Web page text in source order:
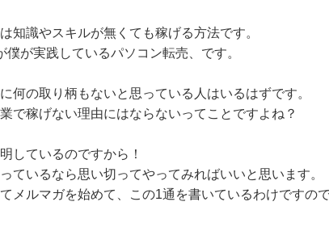
知識やスキルが無くても稼げる方法です。
僕が実践しているパソコン転売、です。
何の取り柄もないと思っている人はいるはずです。
で稼げない理由にはならないってことですよね？
しているのですから！
ているなら思い切ってやってみればいいと思います。
メルマガを始めて、この1通を書いているわけですので